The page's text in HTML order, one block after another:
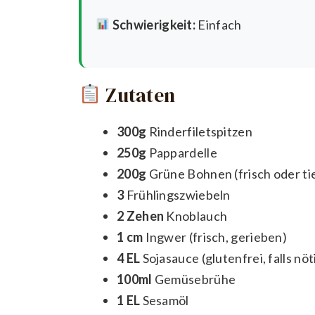
Schwierigkeit: Einfach
Zutaten
300g Rinderfiletspitzen
250g Pappardelle
200g Grüne Bohnen (frisch oder
3Frühlingszwiebeln
2 Zehen Knoblauch
1 cm Ingwer (frisch, gerieben)
4 ELSojasauce (glutenfrei, falls
100ml Gemüsebrühe
1 ELSesamöl